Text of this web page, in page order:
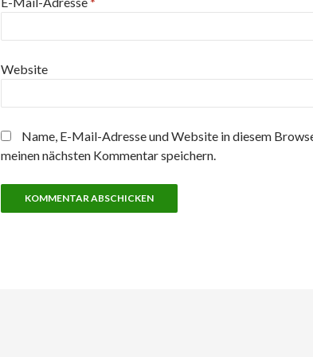
Website
Name, E-Mail-Adresse und Website in diesem
meinen nächsten Kommentar speichern.